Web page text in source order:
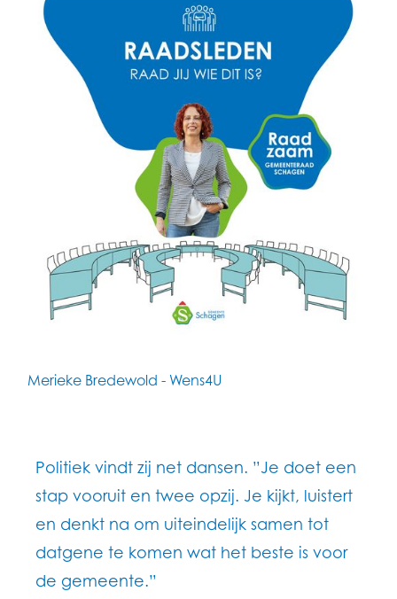
Merieke Bredewold - Wens4U
Politiek vindt zij net dansen. ”Je doet een
stap vooruit en twee opzij. Je kijkt, luistert
en denkt na om uiteindelijk samen tot
datgene te komen wat het beste is voor
de gemeente.”